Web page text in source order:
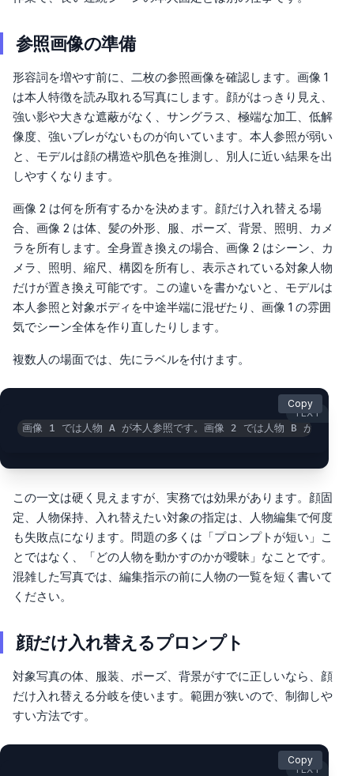
参照画像の準備
形容詞を増やす前に、二枚の参照画像を確認します。画像 1
は本人特徴を読み取れる写真にします。顔がはっきり見え、
強い影や大きな遮蔽がなく、サングラス、極端な加工、低解
像度、強いブレがないものが向いています。本人参照が弱い
と、モデルは顔の構造や肌色を推測し、別人に近い結果を出
しやすくなります。
画像 2 は何を所有するかを決めます。顔だけ入れ替える場
合、画像 2 は体、髪の外形、服、ポーズ、背景、照明、カメ
ラを所有します。全身置き換えの場合、画像 2 はシーン、カ
メラ、照明、縮尺、構図を所有し、表示されている対象人物
だけが置き換え可能です。この違いを書かないと、モデルは
本人参照と対象ボディを中途半端に混ぜたり、画像 1 の雰囲
気でシーン全体を作り直したりします。
複数人の場面では、先にラベルを付けます。
TEXT
画像 1 では人物 A が本人参照です。画像 2 では人物 B が置き換え
Copy
この一文は硬く見えますが、実務では効果があります。顔固
定、人物保持、入れ替えたい対象の指定は、人物編集で何度
も失敗点になります。問題の多くは「プロンプトが短い」こ
とではなく、「どの人物を動かすのかが曖昧」なことです。
混雑した写真では、編集指示の前に人物の一覧を短く書いて
ください。
顔だけ入れ替えるプロンプト
対象写真の体、服装、ポーズ、背景がすでに正しいなら、顔
だけ入れ替える分岐を使います。範囲が狭いので、制御しや
すい方法です。
TEXT
Copy